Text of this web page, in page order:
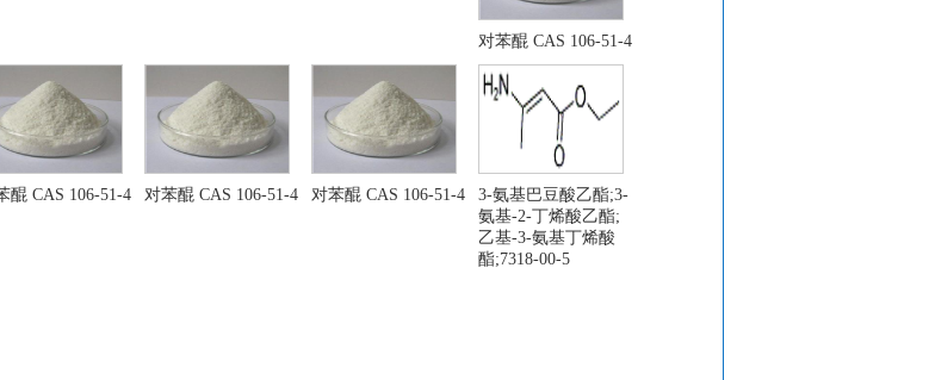
安息香酸
乙二醇
三烯丙基胺
金属钠
碘化钾
对苯醌 CAS 106-51-4
醌 CAS 106-51-4 对苯醌 CAS 106-51-4 对苯醌 CAS 106-51-4
3-氨基巴豆酸乙酯;3-
氨基-2-丁烯酸乙酯;
乙基-3-氨基丁烯酸
酯;7318-00-5